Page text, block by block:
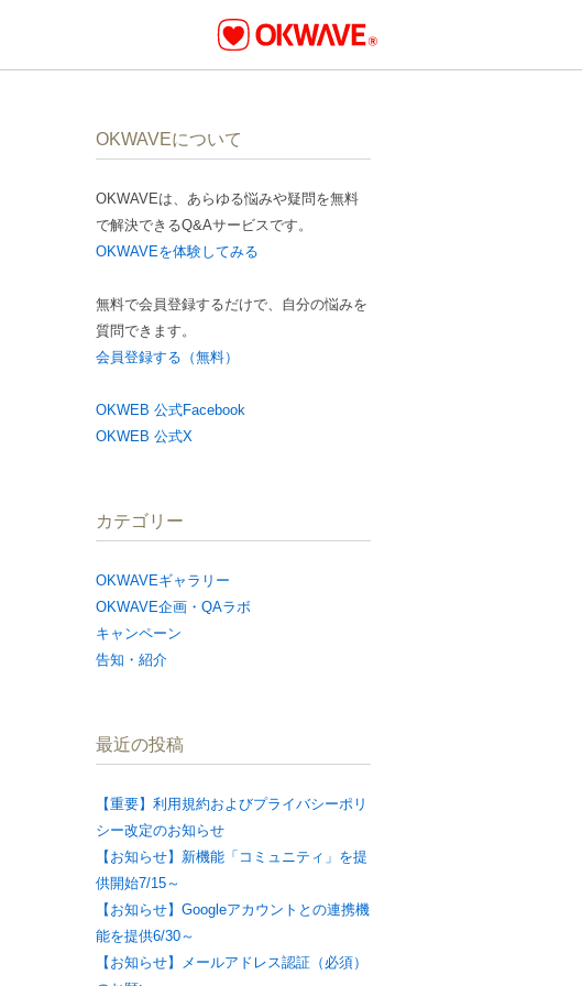
OKWAVEについて
OKWAVEは、あらゆる悩みや疑問を無料
で解決できるQ&Aサービスです。
OKWAVEを体験してみる
無料で会員登録するだけで、自分の悩みを
質問できます。
会員登録する（無料）
OKWEB 公式Facebook
OKWEB 公式X
カテゴリー
OKWAVEギャラリー
OKWAVE企画・QAラボ
キャンペーン
告知・紹介
最近の投稿
【重要】利用規約およびプライバシーポリ
シー改定のお知らせ
【お知らせ】新機能「コミュニティ」を提
供開始7/15～
【お知らせ】Googleアカウントとの連携機
能を提供6/30～
【お知らせ】メールアドレス認証（必須）